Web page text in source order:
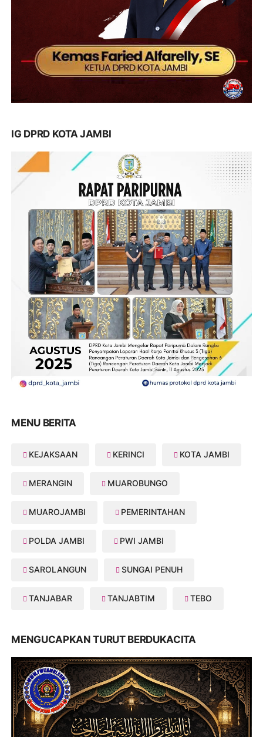
IG DPRD KOTA JAMBI
MENU BERITA
KEJAKSAAN KERINCI KOTA JAMBI
MERANGIN MUAROBUNGO
MUAROJAMBI PEMERINTAHAN
POLDA JAMBI PWI JAMBI
SAROLANGUN SUNGAI PENUH
TANJABAR TANJABTIM TEBO
MENGUCAPKAN TURUT BERDUKACITA